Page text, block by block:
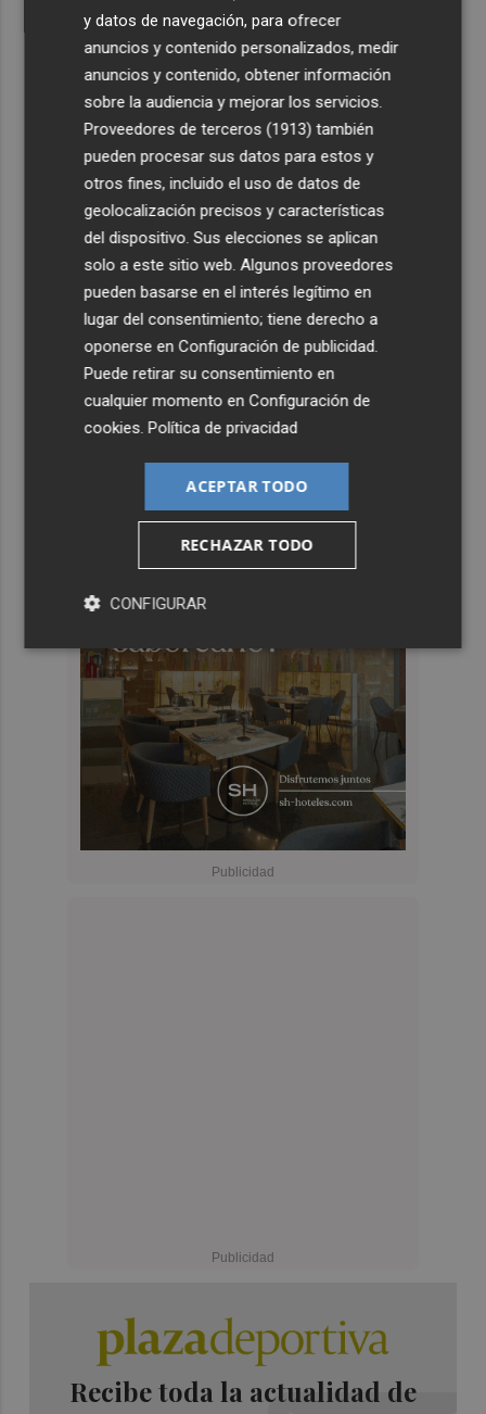
Recibe toda la actualidad de
y datos de navegación, para ofrecer
anuncios y contenido personalizados, medir
anuncios y contenido, obtener información
sobre la audiencia y mejorar los servicios.
Proveedores de terceros (1913) también
pueden procesar sus datos para estos y
otros fines, incluido el uso de datos de
geolocalización precisos y características
del dispositivo. Sus elecciones se aplican
solo a este sitio web. Algunos proveedores
pueden basarse en el interés legítimo en
lugar del consentimiento; tiene derecho a
oponerse enConfiguración de publicidad
Puede retirar su consentimiento en
cualquier momento enConfiguración de
cookies .Política de privacidad
ACEPTAR TODO
RECHAZAR TODO
CONFIGURAR